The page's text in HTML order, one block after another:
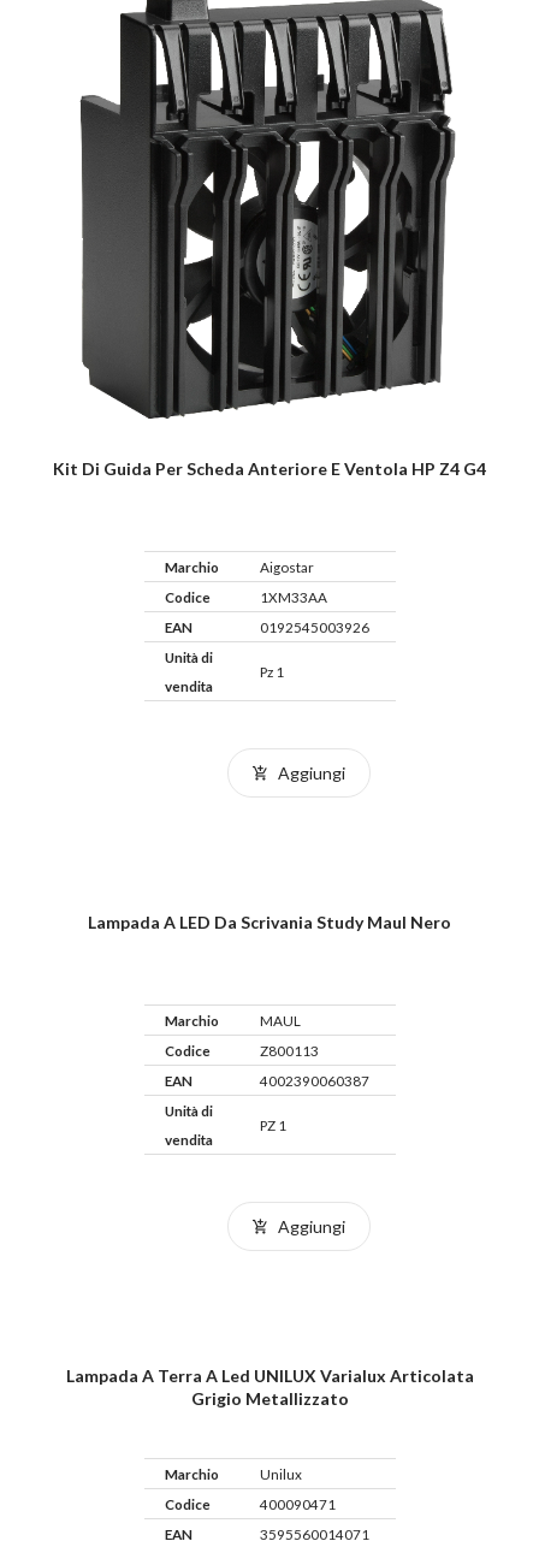
Kit Di Guida Per Scheda Anteriore E Ventola HP Z4 G4
Marchio
Aigostar
Codice
1XM33AA
EAN
0192545003926
Unità di
vendita
Pz 1
Aggiungi
Lampada A LED Da Scrivania Study Maul Nero
Marchio
MAUL
Codice
Z800113
EAN
4002390060387
Unità di
vendita
PZ 1
Aggiungi
Lampada A Terra A Led UNILUX Varialux Articolata
Grigio Metallizzato
Marchio
Unilux
Codice
400090471
EAN
3595560014071